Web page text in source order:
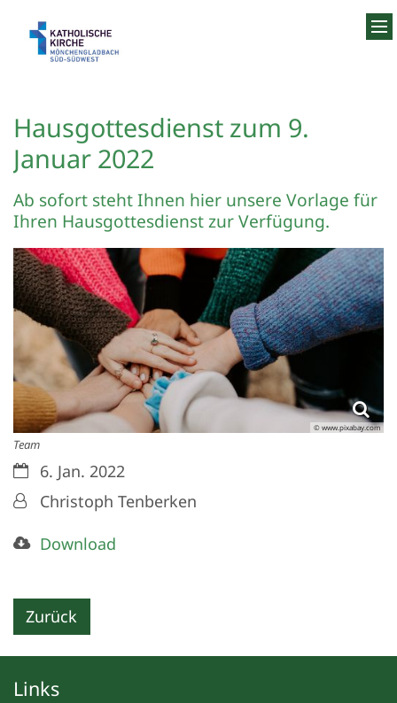
Hausgottesdienst zum 9.
Januar 2022
Ab sofort steht Ihnen hier unsere Vorlage für
Ihren Hausgottesdienst zur Verfügung.
© www.pixabay.com
Team
Datum:6. Jan. 2022
Von:Christoph Tenberken
Download
Zurück
Links